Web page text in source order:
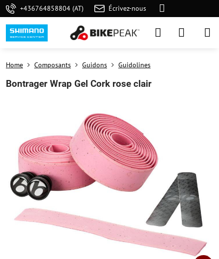
+436764858804 (AT) Écrivez-nous
Home Composants Guidons Guidolines
Bontrager Wrap Gel Cork rose clair